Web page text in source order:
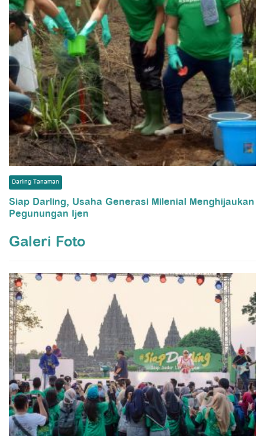
Darling Tanaman
Siap Darling, Usaha Generasi Milenial Menghijaukan
Pegunungan Ijen
Galeri Foto